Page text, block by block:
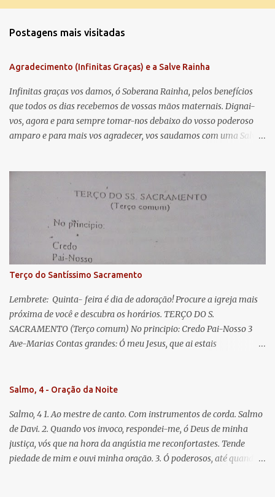
e
t
á
r
i
o
Postagens mais visitadas
Agradecimento (Infinitas Graças) e a Salve Rainha
Infinitas graças vos damos, ó Soberana Rainha, pelos benefícios
que todos os dias recebemos de vossas mãos maternais. Dignai-
vos, agora e para sempre tomar-nos debaixo do vosso poderoso
amparo e para mais vos agradecer, vos saudamos com uma Salve
lágrimas. Eia, pois, Advogada nossa, estes vossos olhos
misericordiosos a nós volvei, e depois deste desterro, mostrai-nos
Jesus. Bendito é o fruto do vosso ventre, ó clemente, ó piedosa, ó
doce e sempre Virgem Maria. Rogai por nós Santa Mãe de Deus.
Para que sejamos dignos das promessas de Cristo. Amém.
Terço do Santíssimo Sacramento
Lembrete: Quinta- feira é dia de adoração! Procure a igreja mais
próxima de você e descubra os horários. TERÇO DO S.
SACRAMENTO (Terço comum) No principio: Credo Pai-Nosso 3
Ave-Marias Contas grandes: Ó meu Jesus, que ai estais
Vós morra eu! Nas contas pequenas: Sacramento de Amor!
que nos salva, dá-nos Vossa força, Vosso perdão e a Vossa
misericórdia. (no fim) Rezar 3 vezes: Louvores e graças se deem a
cada momento ao Santíssimo e Diviníssimo Sacramento.
Salmo, 4 - Oração da Noite
Salmo, 4 1. Ao mestre de canto. Com instrumentos de corda. Salmo
de Davi. 2. Quando vos invoco, respondei-me, ó Deus de minha
justiça, vós que na hora da angústia me reconfortastes. Tende
piedade de mim e ouvi minha oração. 3. Ó poderosos, até quando